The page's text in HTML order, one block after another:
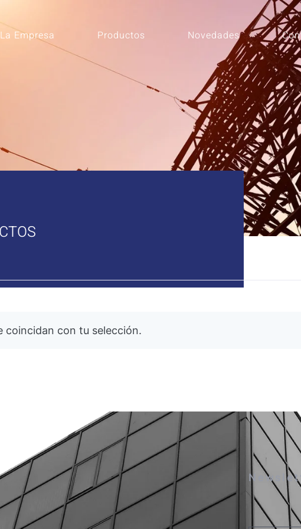
La Empresa Productos Novedades
coincidan con tu selección.